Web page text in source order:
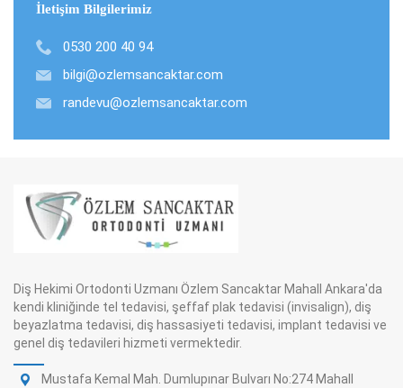
İletişim Bilgilerimiz
0530 200 40 94
bilgi@ozlemsancaktar.com
randevu@ozlemsancaktar.com
Diş Hekimi Ortodonti Uzmanı Özlem Sancaktar Mahall Ankara'da
kendi kliniğinde tel tedavisi, şeffaf plak tedavisi (invisalign), diş
beyazlatma tedavisi, diş hassasiyeti tedavisi, implant tedavisi ve
genel diş tedavileri hizmeti vermektedir.
Mustafa Kemal Mah. Dumlupınar Bulvarı No:274 Mahall